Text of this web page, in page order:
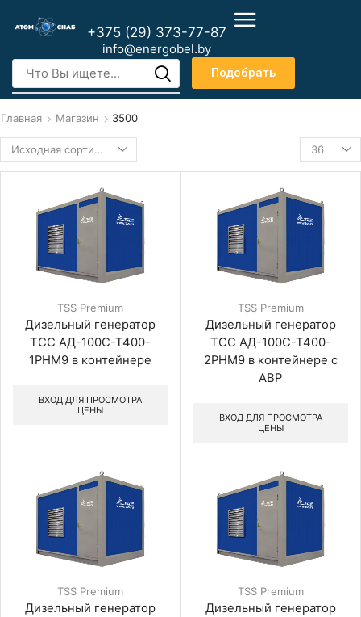
+375 (29) 373-77-87
info@energobel.by
Подобрать
Главная Магазин 3500
TSS Premium
Дизельный генератор
ТСС АД-100С-Т400-
1РНМ9 в контейнере
ВХОД ДЛЯ ПРОСМОТРА
ЦЕНЫ
TSS Premium
Дизельный генератор
ТСС АД-100С-Т400-
2РНМ9 в контейнере с
АВР
ВХОД ДЛЯ ПРОСМОТРА
ЦЕНЫ
TSS Premium
Дизельный генератор
TSS Premium
Дизельный генератор